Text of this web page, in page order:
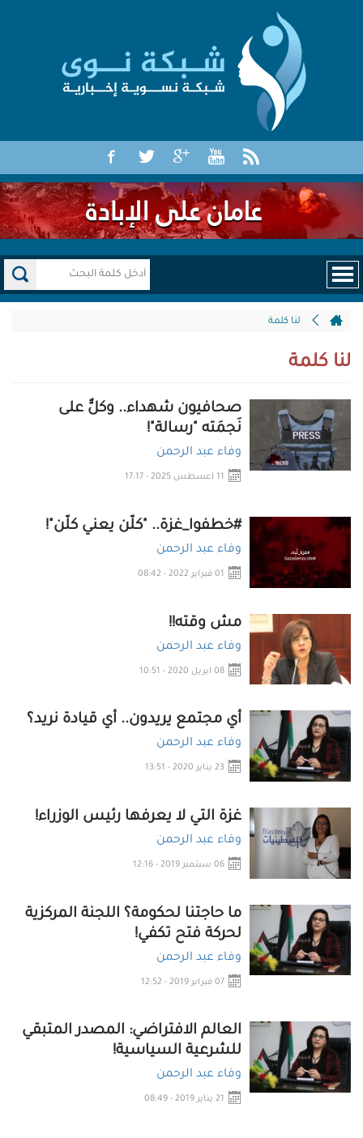
لنا كلمة
لنا كلمة
صحافيون شهداء.. وكلٌّ على
نَجمَته "رسالة"!
وفاء عبد الرحمن
11 اعسطس 2025 - 17:17
#خطفوا_غزة.. "كلّن يعني كلّن"!
وفاء عبد الرحمن
01 فبراير 2022 - 08:42
مش وقته!!
وفاء عبد الرحمن
08 ابريل 2020 - 10:51
أي مجتمع يريدون.. أي قيادة نريد؟
وفاء عبد الرحمن
23 يناير 2020 - 13:51
غزة التي لا يعرفها رئيس الوزراء!
وفاء عبد الرحمن
06 سبتمبر 2019 - 12:16
ما حاجتنا لحكومة؟ اللجنة المركزية
لحركة فتح تكفي!
وفاء عبد الرحمن
07 فبراير 2019 - 12:52
العالم الافتراضي: المصدر المتبقي
للشرعية السياسية!
وفاء عبد الرحمن
21 يناير 2019 - 08:49